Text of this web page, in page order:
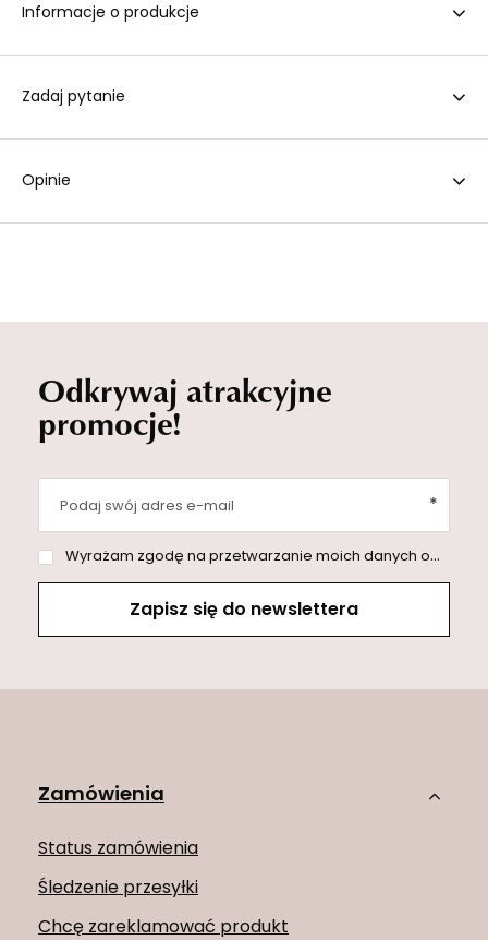
Informacje o produkcje
Zadaj pytanie
Opinie
Odkrywaj atrakcyjne
promocje!
Podaj swój adres e-mail
Wyrażam zgodę na przetwarzanie moich danych osobowych (adres e-mail) na potrzeby wysyłki newslettera z informacją handlową (marketing). Więcej w
Zapisz się do newslettera
Zamówienia
Status zamówienia
Śledzenie przesyłki
Chcę zareklamować produkt